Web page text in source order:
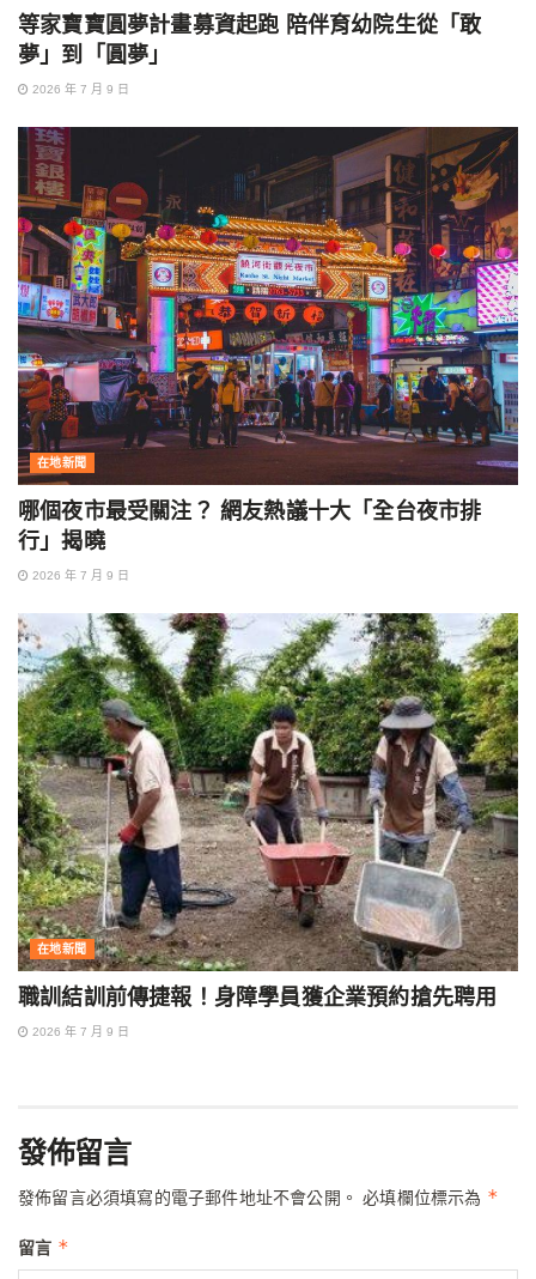
等家寶寶圓夢計畫募資起跑 陪伴育幼院生從「敢
夢」到「圓夢」
2026 年 7 月 9 日
在地新聞
哪個夜市最受關注？ 網友熱議十大「全台夜市排
行」揭曉
2026 年 7 月 9 日
在地新聞
職訓結訓前傳捷報！身障學員獲企業預約搶先聘用
2026 年 7 月 9 日
發佈留言
發佈留言必須填寫的電子郵件地址不會公開。 必填欄位標示為 *
留言 *